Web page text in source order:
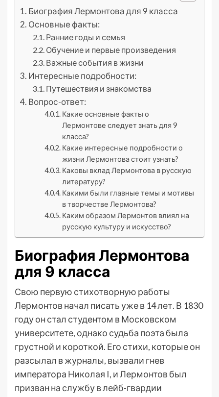
Биография Лермонтова для 9 класса
Основные факты:
Ранние годы и семья
Обучение и первые произведения
Важные события в жизни
Интересные подробности:
Путешествия и знакомства
Вопрос-ответ:
Какие основные факты о
Лермонтове следует знать для 9
класса?
Какие интересные подробности о
жизни Лермонтова стоит узнать?
Каковы вклад Лермонтова в русскую
литературу?
Какими были главные темы и мотивы
в творчестве Лермонтова?
Каким образом Лермонтов влиял на
русскую культуру и искусство?
Биография Лермонтова
для 9 класса
Свою первую стихотворную работы
Лермонтов начал писать уже в 14 лет. В 1830
году он стал студентом в Московском
университете, однако судьба поэта была
грустной и короткой. Его стихи, которые он
разсылал в журналы, вызвали гнев
императора Николая I, и Лермонтов был
призван на службу в лейб-гвардии